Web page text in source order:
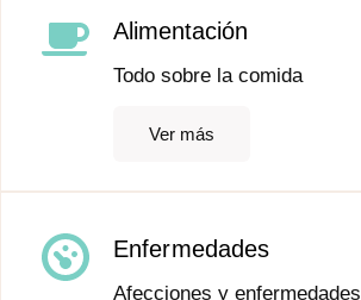
Alimentación
Todo sobre la comida
Ver más
Enfermedades
Afecciones y enfermedades